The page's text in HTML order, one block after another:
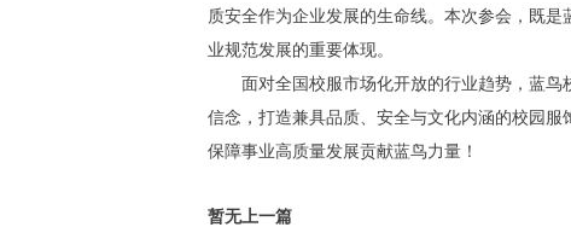
质安全作为企业发展的生命线。本次参会，既
业规范发展的重要体现。
面对全国校服市场化开放的行业趋势，蓝鸟校
信念，打造兼具品质、安全与文化内涵的校园
保障事业高质量发展贡献蓝鸟力量！
暂无上一篇